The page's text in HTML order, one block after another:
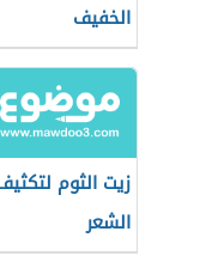
الخفيف
زيت الثوم
الشعر